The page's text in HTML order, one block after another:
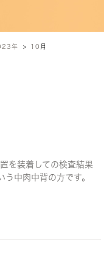
年 10 月
を装着しての検査結果
中肉中背の方です。